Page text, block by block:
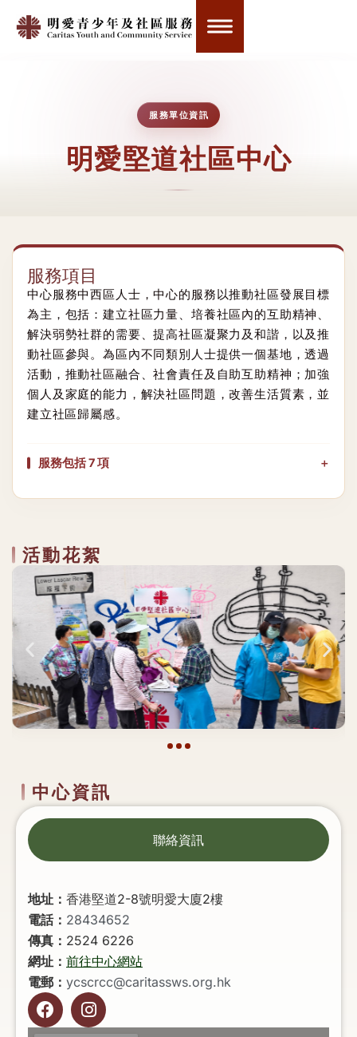
服務單位資訊
明愛堅道社區中心
服務項目
中心服務中西區人士，中心的服務以推動社區發展目標
為主，包括：建立社區力量、培養社區內的互助精神、
解決弱勢社群的需要、提高社區凝聚力及和諧，以及推
動社區參與。為區內不同類別人士提供一個基地，透過
活動，推動社區融合、社會責任及自助互助精神；加強
個人及家庭的能力，解決社區問題，改善生活質素，並
建立社區歸屬感。
服務包括 7 項
活動花絮
中心資訊
聯絡資訊
地址： 香港堅道2-8號明愛大廈2樓
電話： 28434652
傳真： 2524 6226
網址： 前往中心網站
電郵： ycscrcc@caritassws.org.hk